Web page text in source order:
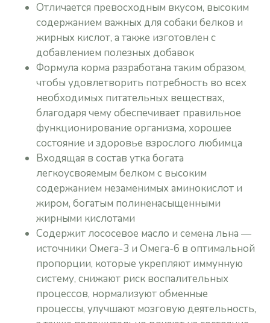
Отличается превосходным вкусом, высоким
содержанием важных для собаки белков и
жирных кислот, а также изготовлен с
добавлением полезных добавок
Формула корма разработана таким образом,
чтобы удовлетворить потребность во всех
необходимых питательных веществах,
благодаря чему обеспечивает правильное
функционирование организма, хорошее
состояние и здоровье взрослого любимца
Входящая в состав утка богата
легкоусвояемым белком с высоким
содержанием незаменимых аминокислот и
жиром, богатым полиненасыщенными
жирными кислотами
Содержит лососевое масло и семена льна —
источники Омега-3 и Омега-6 в оптимальной
пропорции, которые укрепляют иммунную
систему, снижают риск воспалительных
процессов, нормализуют обменные
процессы, улучшают мозговую деятельность,